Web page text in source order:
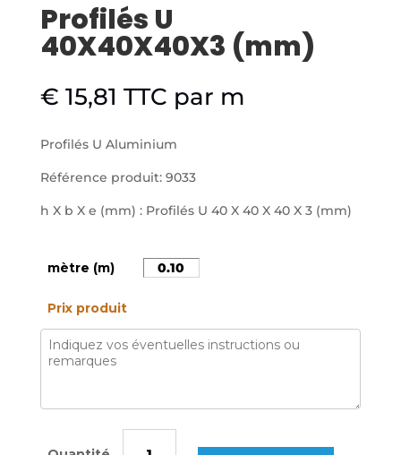
Profilés U
40X40X40X3 (mm)
€ 15,81 TTC par m
Profilés U Aluminium
Référence produit: 9033
h X b X e (mm) : Profilés U 40 X 40 X 40 X 3 (mm)
mètre (m)
Prix produit